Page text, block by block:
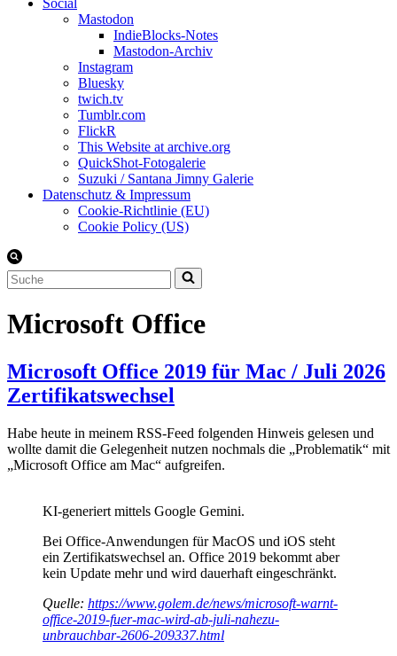
Social
Mastodon
IndieBlocks-Notes
Mastodon-Archiv
Instagram
Bluesky
twich.tv
Tumblr.com
FlickR
This Website at archive.org
QuickShot-Fotogalerie
Suzuki / Santana Jimny Galerie
Datenschutz & Impressum
Cookie-Richtlinie (EU)
Cookie Policy (US)
Suchen
nach …
Microsoft Office
Microsoft Office 2019 für Mac / Juli 2026
Zertifikatswechsel
Habe heute in meinem RSS-Feed folgenden Hinweis gelesen und
wollte damit die Gelegenheit nutzen nochmals die „Problematik“ mit
„Microsoft Office am Mac“ aufgreifen.
KI-generiert mittels Google Gemini.
Bei Office-Anwendungen für MacOS und iOS steht
ein Zertifikatswechsel an. Office 2019 bekommt aber
kein Update mehr und wird dauerhaft eingeschränkt.
Quelle: https://www.golem.de/news/microsoft-warnt-
office-2019-fuer-mac-wird-ab-juli-nahezu-
unbrauchbar-2606-209337.html